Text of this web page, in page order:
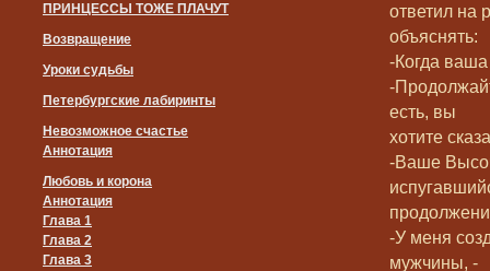
ПРИНЦЕССЫ ТОЖЕ ПЛАЧУТ
Возвращение
Уроки судьбы
Петербургские лабиринты
Невозможное счастье
Аннотация
Любовь и корона
Аннотация
Глава 1
Глава 2
Глава 3
ответил на
объяснять:
-Когда
-
есть, вы
хотите
-Ваше
-У меня
мужчины, -